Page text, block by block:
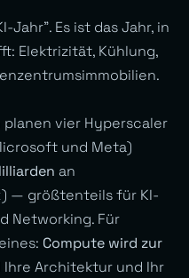
Es ist das Jahr, in
Elektrizität, Kühlung,
vier Hyperscaler
und Meta)
an
— größtenteils für KI-
Networking. Für
Compute wird zur
Ihre Architektur und Ihr